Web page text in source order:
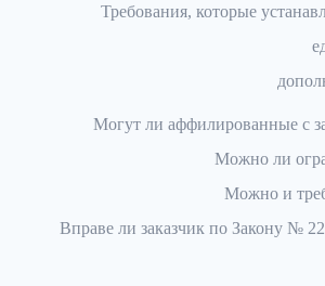
Требования, которые
Могут ли аффилированные с
Можно ли
Можно и
Вправе ли заказчик по Закону №